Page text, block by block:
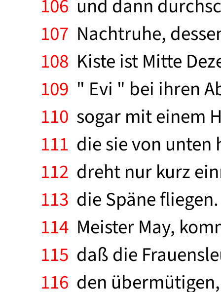
106 und dann
107 Nachtruhe,
108 Kiste ist Mitte
109 " Evi " bei ihren
110 sogar mit einem
111 die sie von
112 dreht nur kurz
113 die Späne
114 Meister May,
115 daß die
116 den